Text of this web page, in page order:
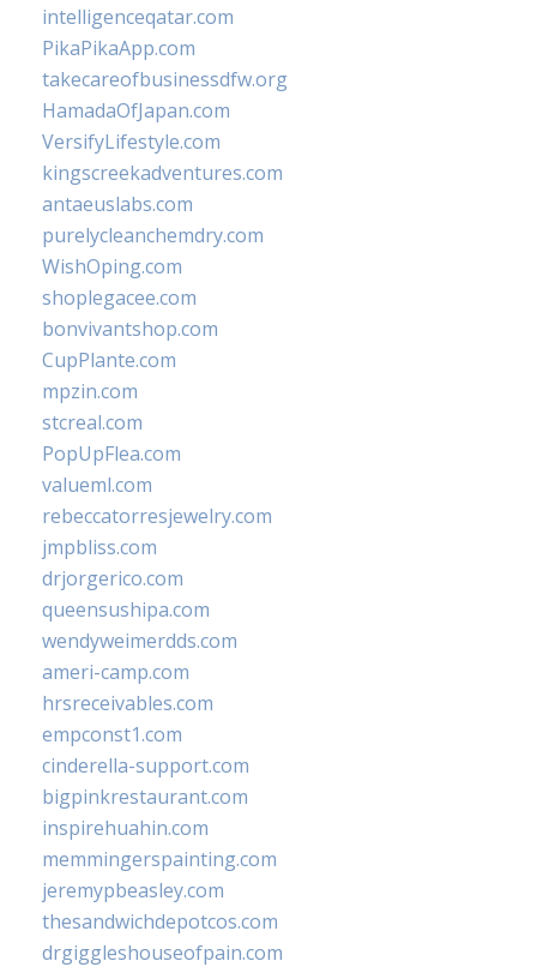
intelligenceqatar.com
PikaPikaApp.com
takecareofbusinessdfw.org
HamadaOfJapan.com
VersifyLifestyle.com
kingscreekadventures.com
antaeuslabs.com
purelycleanchemdry.com
WishOping.com
shoplegacee.com
bonvivantshop.com
CupPlante.com
mpzin.com
stcreal.com
PopUpFlea.com
valueml.com
rebeccatorresjewelry.com
jmpbliss.com
drjorgerico.com
queensushipa.com
wendyweimerdds.com
ameri-camp.com
hrsreceivables.com
empconst1.com
cinderella-support.com
bigpinkrestaurant.com
inspirehuahin.com
memmingerspainting.com
jeremypbeasley.com
thesandwichdepotcos.com
drgiggleshouseofpain.com